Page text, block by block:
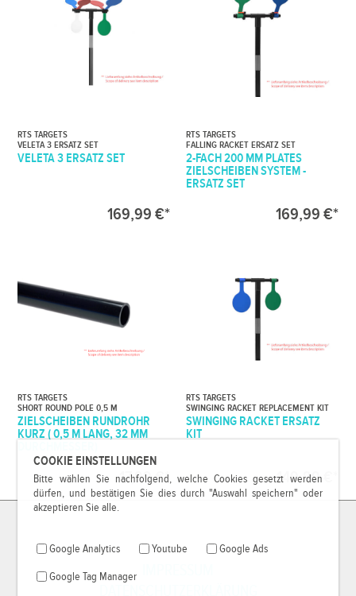
COOKIE EINSTELLUNGEN
Bitte wählen Sie nachfolgend, welche Cookies gesetzt werden
dürfen, und bestätigen Sie dies durch "Auswahl speichern" oder
akzeptieren Sie alle.
Google Analytics Youtube Google Ads
Google Tag Manager
RTS TARGETS
VELETA 3 ERSATZ SET
VELETA 3 ERSATZ SET
169,99 €*
RTS TARGETS
FALLING RACKET ERSATZ SET
2-FACH 200 MM PLATES
ZIELSCHEIBEN SYSTEM -
ERSATZ SET
169,99 €*
RTS TARGETS
SHORT ROUND POLE 0,5 M
ZIELSCHEIBEN RUNDROHR
KURZ ( 0,5 M LANG, 32 MM
17,99 €*
RTS TARGETS
SWINGING RACKET REPLACEMENT KIT
SWINGING RACKET ERSATZ
KIT
149,99 €*